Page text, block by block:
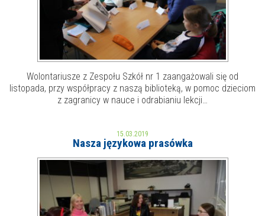
Wolontariusze z Zespołu Szkół nr 1 zaangażowali się od
listopada, przy współpracy z naszą biblioteką, w pomoc dzieciom
z zagranicy w nauce i odrabianiu lekcji…
15.03.2019
Nasza językowa prasówka